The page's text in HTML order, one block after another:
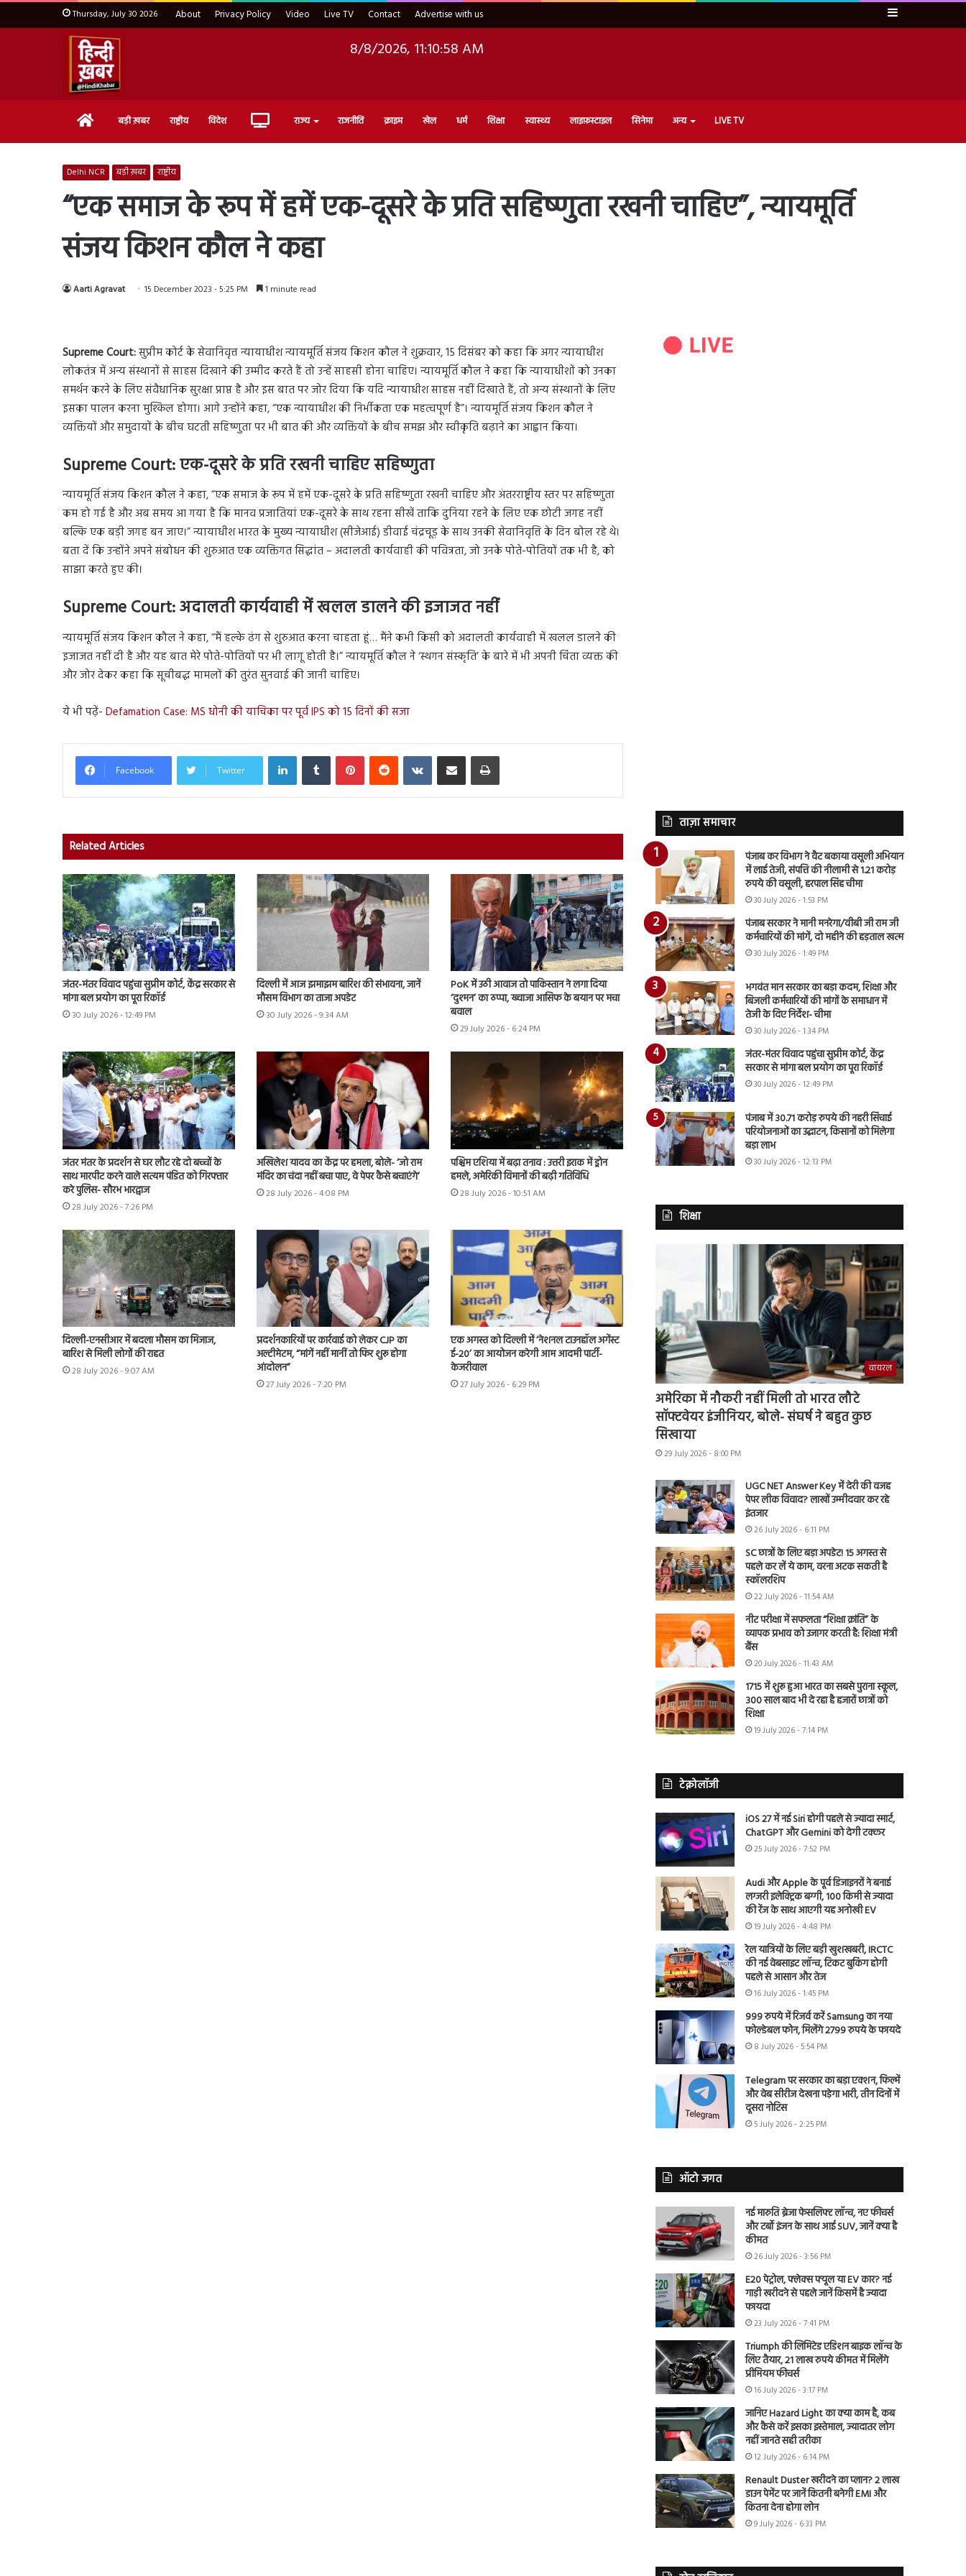
Thursday, July 30 2026 About Privacy Policy Video Live TV Contact Advertise with us Sidebar
8/8/2026, 11:11:00 AM
Home बड़ी ख़बर राष्ट्रीय विदेश Live राज्य राजनीति क्राइम खेल धर्म शिक्षा स्वास्थ्य लाइफ़स्टाइल सिनेमा अन्य LIVE TV
Delhi NCR बड़ी ख़बर राष्ट्रीय
“एक समाज के रूप में हमें एक-दूसरे के प्रति सहिष्णुता रखनी चाहिए”, न्यायमूर्ति
संजय किशन कौल ने कहा
Aarti Agravat 15 December 2023 - 5:25 PM 1 minute read
Supreme Court:सुप्रीम कोर्ट के सेवानिवृत्त न्यायाधीश न्यायमूर्ति संजय किशन कौल ने शुक्रवार, 15 दिसंबर को कहा कि अगर न्यायाधीश
लोकतंत्र में अन्य संस्थानों से साहस दिखाने की उम्मीद करते हैं तो उन्हें साहसी होना चाहिए। न्यायमूर्ति कौल ने कहा कि न्यायाधीशों को उनका
समर्थन करने के लिए संवैधानिक सुरक्षा प्राप्त है और इस बात पर जोर दिया कि यदि न्यायाधीश साहस नहीं दिखाते हैं, तो अन्य संस्थानों के लिए
इसका पालन करना मुश्किल होगा। आगे उन्होंने कहा, “एक न्यायाधीश की निर्भीकता एक महत्वपूर्ण है”। न्यायमूर्ति संजय किशन कौल ने
व्यक्तियों और समुदायों के बीच घटती सहिष्णुता पर भी बात की और व्यक्तियों के बीच समझ और स्वीकृति बढ़ाने का आह्वान किया।
Supreme Court:एक-दूसरे के प्रति रखनी चाहिए सहिष्णुता
न्यायमूर्ति संजय किशन कौल ने कहा, “एक समाज के रूप में हमें एक-दूसरे के प्रति सहिष्णुता रखनी चाहिए और अंतरराष्ट्रीय स्तर पर सहिष्णुता
कम हो गई है और अब समय आ गया है कि मानव प्रजातियां एक-दूसरे के साथ रहना सीखें ताकि दुनिया रहने के लिए एक छोटी जगह नहीं
बल्कि एक बड़ी जगह बन जाए।” न्यायाधीश भारत के मुख्य न्यायाधीश (सीजेआई) डीवाई चंद्रचूड़ के साथ उनकी सेवानिवृत्ति के दिन बोल रहे थे।
बता दें कि उन्होंने अपने संबोधन की शुरुआत एक व्यक्तिगत सिद्धांत – अदालती कार्यवाही की पवित्रता, जो उनके पोते-पोतियों तक भी है, को
साझा करते हुए की।
Supreme Court:अदालती कार्यवाही में खलल डालने की इजाजत नहीं
न्यायमूर्ति संजय किशन कौल ने कहा, “मैं हल्के ढंग से शुरुआत करना चाहता हूं… मैंने कभी किसी को अदालती कार्यवाही में खलल डालने की
इजाजत नहीं दी है और यह बात मेरे पोते-पोतियों पर भी लागू होती है।” न्यायमूर्ति कौल ने ‘स्थगन संस्कृति’ के बारे में भी अपनी चिंता व्यक्त की
और जोर देकर कहा कि सूचीबद्ध मामलों की तुरंत सुनवाई की जानी चाहिए।
ये भी पढ़ें- Defamation Case: MS धोनी की याचिका पर पूर्व IPS को 15 दिनों की सजा
Facebook Twitter
LinkedInTumblr PinterestReddit VKontakteShare via Email Print
Related Articles
जंतर-मंतर विवाद पहुंचा सुप्रीम कोर्ट, केंद्र सरकार से
मांगा बल प्रयोग का पूरा रिकॉर्ड
30 July 2026 - 12:49 PM
दिल्ली में आज झमाझम बारिश की संभावना, जानें
मौसम विभाग का ताजा अपडेट
30 July 2026 - 9:34 AM
PoK में उठी आवाज तो पाकिस्तान ने लगा दिया
‘दुश्मन’ का ठप्पा, ख्वाजा आसिफ के बयान पर मचा
बवाल
29 July 2026 - 6:24 PM
जंतर मंतर के प्रदर्शन से घर लौट रहे दो बच्चों के
साथ मारपीट करने वाले सत्यम पंडित को गिरफ्तार
करे पुलिस- सौरभ भारद्वाज
28 July 2026 - 7:26 PM
अखिलेश यादव का केंद्र पर हमला, बोले- ‘जो राम
मंदिर का चंदा नहीं बचा पाए, वे पेपर कैसे बचाएंगे’
28 July 2026 - 4:08 PM
पश्चिम एशिया में बढ़ा तनाव : उत्तरी इराक में ड्रोन
हमले, अमेरिकी विमानों की बढ़ी गतिविधि
28 July 2026 - 10:51 AM
दिल्ली-एनसीआर में बदला मौसम का मिजाज,
बारिश से मिली लोगों की राहत
28 July 2026 - 9:07 AM
प्रदर्शनकारियों पर कार्रवाई को लेकर CJP का
अल्टीमेटम, “मांगें नहीं मानीं तो फिर शुरू होगा
आंदोलन”
27 July 2026 - 7:20 PM
एक अगस्त को दिल्ली में ‘नेशनल टाउनहॉल अगेंस्ट
ई-20’ का आयोजन करेगी आम आदमी पार्टी-
केजरीवाल
27 July 2026 - 6:29 PM
ताज़ा समाचार
पंजाब कर विभाग ने वैट बकाया वसूली अभियान
में लाई तेजी, संपत्ति की नीलामी से 1.21 करोड़
रुपये की वसूली, हरपाल सिंह चीमा
30 July 2026 - 1:53 PM
पंजाब सरकार ने मानी मनरेगा/वीबी जी राम जी
कर्मचारियों की मांगें, दो महीने की हड़ताल खत्म
30 July 2026 - 1:49 PM
भगवंत मान सरकार का बड़ा कदम, शिक्षा और
बिजली कर्मचारियों की मांगों के समाधान में
तेजी के दिए निर्देश- चीमा
30 July 2026 - 1:34 PM
जंतर-मंतर विवाद पहुंचा सुप्रीम कोर्ट, केंद्र
सरकार से मांगा बल प्रयोग का पूरा रिकॉर्ड
30 July 2026 - 12:49 PM
पंजाब में 30.71 करोड़ रुपये की नहरी सिंचाई
परियोजनाओं का उद्घाटन, किसानों को मिलेगा
बड़ा लाभ
30 July 2026 - 12:13 PM
शिक्षा
वायरल
अमेरिका में नौकरी नहीं मिली तो भारत लौटे
सॉफ्टवेयर इंजीनियर, बोले- संघर्ष ने बहुत कुछ
सिखाया
29 July 2026 - 8:00 PM
UGC NET Answer Key में देरी की वजह
पेपर लीक विवाद? लाखों उम्मीदवार कर रहे
इंतजार
26 July 2026 - 6:11 PM
SC छात्रों के लिए बड़ा अपडेट! 15 अगस्त से
पहले कर लें ये काम, वरना अटक सकती है
स्कॉलरशिप
22 July 2026 - 11:54 AM
नीट परीक्षा में सफलता “शिक्षा क्रांति” के
व्यापक प्रभाव को उजागर करती है: शिक्षा मंत्री
बैंस
20 July 2026 - 11:43 AM
1715 में शुरू हुआ भारत का सबसे पुराना स्कूल,
300 साल बाद भी दे रहा है हजारों छात्रों को
शिक्षा
19 July 2026 - 7:14 PM
टेक्नोलॉजी
iOS 27 में नई Siri होगी पहले से ज्यादा स्मार्ट,
ChatGPT और Gemini को देगी टक्कर
25 July 2026 - 7:52 PM
Audi और Apple के पूर्व डिजाइनरों ने बनाई
लग्जरी इलेक्ट्रिक बग्गी, 100 किमी से ज्यादा
की रेंज के साथ आएगी यह अनोखी EV
19 July 2026 - 4:48 PM
रेल यात्रियों के लिए बड़ी खुशखबरी, IRCTC
की नई वेबसाइट लॉन्च, टिकट बुकिंग होगी
पहले से आसान और तेज
16 July 2026 - 1:45 PM
999 रुपये में रिजर्व करें Samsung का नया
फोल्डेबल फोन, मिलेंगे 2799 रुपये के फायदे
8 July 2026 - 5:54 PM
Telegram पर सरकार का बड़ा एक्शन, फिल्में
और वेब सीरीज देखना पड़ेगा भारी, तीन दिनों में
दूसरा नोटिस
5 July 2026 - 2:25 PM
ऑटो जगत
नई मारुति ब्रेजा फेसलिफ्ट लॉन्च, नए फीचर्स
और टर्बो इंजन के साथ आई SUV, जानें क्या है
कीमत
26 July 2026 - 3:56 PM
E20 पेट्रोल, फ्लेक्स फ्यूल या EV कार? नई
गाड़ी खरीदने से पहले जानें किसमें है ज्यादा
फायदा
23 July 2026 - 7:41 PM
Triumph की लिमिटेड एडिशन बाइक लॉन्च के
लिए तैयार, 21 लाख रुपये कीमत में मिलेंगे
प्रीमियम फीचर्स
16 July 2026 - 3:17 PM
जानिए Hazard Light का क्या काम है, कब
और कैसे करें इसका इस्तेमाल, ज्यादातर लोग
नहीं जानते सही तरीका
12 July 2026 - 6:14 PM
Renault Duster खरीदने का प्लान? 2 लाख
डाउन पेमेंट पर जानें कितनी बनेगी EMI और
कितना देना होगा लोन
9 July 2026 - 6:33 PM